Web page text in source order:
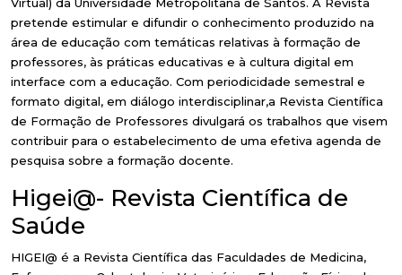
pretende estimular e difundir o conhecimento produzido na
área de educação com temáticas relativas à formação de
professores, às práticas educativas e à cultura digital em
interface com a educação. Com periodicidade semestral e
formato digital, em diálogo interdisciplinar,a Revista Científica
de Formação de Professores divulgará os trabalhos que visem
contribuir para o estabelecimento de uma efetiva agenda de
pesquisa sobre a formação docente.
Higei@- Revista Científica de
Saúde
HIGEI@ é a Revista Científica das Faculdades de Medicina,